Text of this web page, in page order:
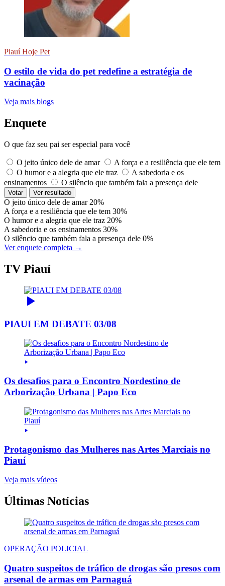
Piauí Hoje Pet
O estilo de vida do pet redefine a estratégia de
vacinação
Veja mais blogs
Enquete
O que faz seu pai ser especial para você
O jeito único dele de amar
A força e a resiliência que ele tem
O humor e a alegria que ele traz
A sabedoria e os
ensinamentos
O silêncio que também fala a presença dele
Votar Ver resultado
O jeito único dele de amar 20%
A força e a resiliência que ele tem 30%
O humor e a alegria que ele traz 20%
A sabedoria e os ensinamentos 30%
O silêncio que também fala a presença dele 0%
Ver enquete completa →
TV Piauí
PIAUI EM DEBATE 03/08
Os desafios para o Encontro Nordestino de
Arborização Urbana | Papo Eco
Protagonismo das Mulheres nas Artes Marciais no
Piauí
Veja mais vídeos
Últimas Notícias
OPERAÇÃO POLICIAL
Quatro suspeitos de tráfico de drogas são presos com
arsenal de armas em Parnaguá